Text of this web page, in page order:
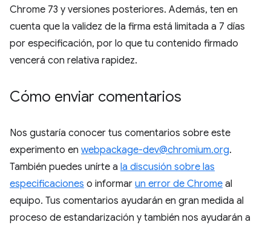
Chrome 73 y versiones posteriores. Además, ten en
cuenta que la validez de la firma está limitada a 7 días
por especificación, por lo que tu contenido firmado
vencerá con relativa rapidez.
Cómo enviar comentarios
Nos gustaría conocer tus comentarios sobre este
experimento en webpackage-dev@chromium.org.
También puedes unírte a la discusión sobre las
especificaciones o informar un error de Chrome al
equipo. Tus comentarios ayudarán en gran medida al
proceso de estandarización y también nos ayudarán a